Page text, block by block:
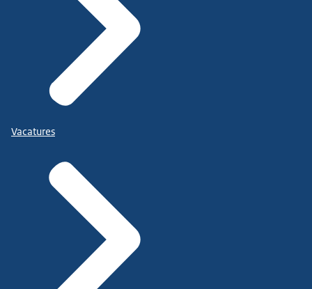
Vacatures